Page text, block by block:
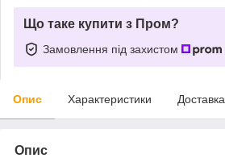
Що таке купити з Пром?
Замовлення під захистом
Опис Характеристики Доставка
Опис